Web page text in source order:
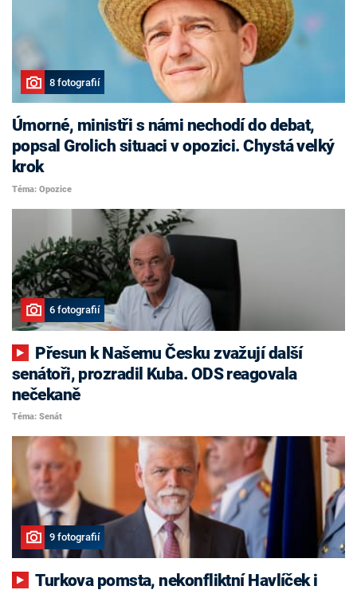
8 fotografií
Úmorné, ministři s námi nechodí do debat,
popsal Grolich situaci v opozici. Chystá velký
krok
Téma: Opozice
6 fotografií
senátoři, prozradil Kuba. ODS reagovala
nečekaně
Téma: Senát
9 fotografií
Turkova pomsta, nekonfliktní Havlíček i